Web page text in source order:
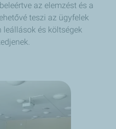
az elemzést és a
teszi az ügyfelek
leállások és költségek